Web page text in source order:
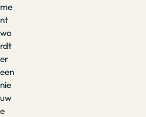
me
nt
wo
rdt
er
een
nie
uw
e